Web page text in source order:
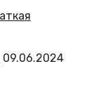
09.06.2024